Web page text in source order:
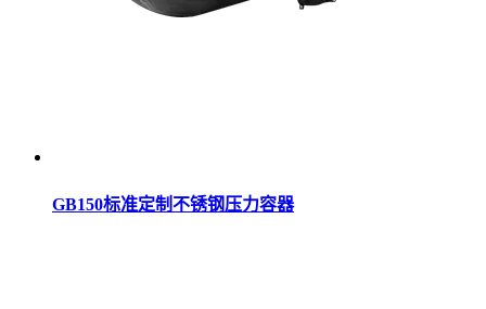
GB150标准定制不锈钢压力容器